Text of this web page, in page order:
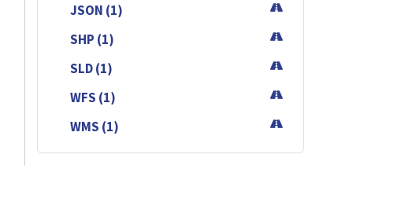
JSON (1)
SHP (1)
SLD (1)
WFS (1)
WMS (1)